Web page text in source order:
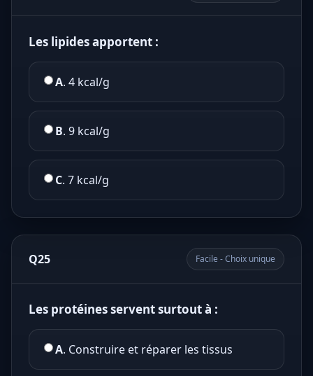
Les lipides apportent :
A. 4 kcal/g
B. 9 kcal/g
C. 7 kcal/g
Q25 Facile - Choix unique
Les protéines servent surtout à :
A. Construire et réparer les tissus